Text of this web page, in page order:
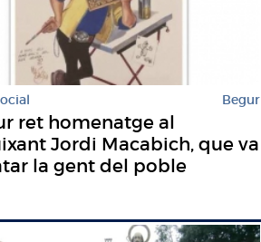
Begur
ret homenatge al
Jordi Macabich, que va
la gent del poble